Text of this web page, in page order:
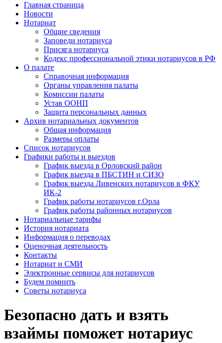
Главная страница
Новости
Нотариат
Общие сведения
Заповеди нотариуса
Присяга нотариуса
Кодекс профессиональной этики нотариусов в РФ
О палате
Справочная информация
Органы управления палаты
Комиссии палаты
Устав ООНП
Защита персональных данных
Архив нотариальных документов
Общая информация
Размеры оплаты
Список нотариусов
Графики работы и выездов
График выезда в Орловский район
График выезда в ПБСТИН и СИЗО
График выезда Ливенских нотариусов в ФКУ
ИК-2
График работы нотариусов г.Орла
График работы районных нотариусов
Нотариальные тарифы
История нотариата
Информация о переводах
Оценочная деятельность
Контакты
Нотариат и СМИ
Электронные сервисы для нотариусов
Будем помнить
Советы нотариуса
Безопасно дать и взять
взаймы поможет нотариус